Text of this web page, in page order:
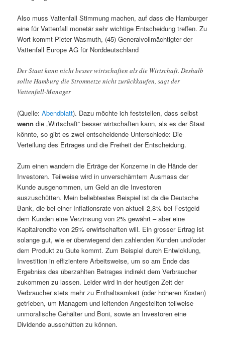
Also muss Vattenfall Stimmung machen, auf dass die Hamburger
eine für Vattenfall monetär sehr wichtige Entscheidung treffen. Zu
Wort kommt Pieter Wasmuth, (45) Generalvollmächtigter der
Vattenfall Europe AG für Norddeutschland
Der Staat kann nicht besser wirtschaften als die Wirtschaft. Deshalb
sollte Hamburg die Stromnetze nicht zurückkaufen, sagt der
Vattenfall-Manager
(Quelle:Abendblatt). Dazu möchte ich feststellen, dass selbst
wenn die „Wirtschaft“ besser wirtschaften kann, als es der Staat
könnte, so gibt es zwei entscheidende Unterschiede: Die
Verteilung des Ertrages und die Freiheit der Entscheidung.
Zum einen wandern die Erträge der Konzerne in die Hände der
Investoren. Teilweise wird in unverschämtem Ausmass der
Kunde ausgenommen, um Geld an die Investoren
auszuschütten. Mein beliebtestes Beispiel ist da die Deutsche
Bank, die bei einer Inflationsrate von aktuell 2,8% bei Festgeld
dem Kunden eine Verzinsung von 2% gewährt – aber eine
Kapitalrendite von 25% erwirtschaften will. Ein grosser Ertrag ist
solange gut, wie er überwiegend den zahlenden Kunden und/oder
dem Produkt zu Gute kommt. Zum Beispiel durch Entwicklung,
Investition in effizientere Arbeitsweise, um so am Ende das
Ergebniss des überzahlten Betrages indirekt dem Verbraucher
zukommen zu lassen. Leider wird in der heutigen Zeit der
Verbraucher stets mehr zu Enthaltsamkeit (oder höheren Kosten)
getrieben, um Managern und leitenden Angestellten teilweise
unmoralische Gehälter und Boni, sowie an Investoren eine
Dividende ausschütten zu können.